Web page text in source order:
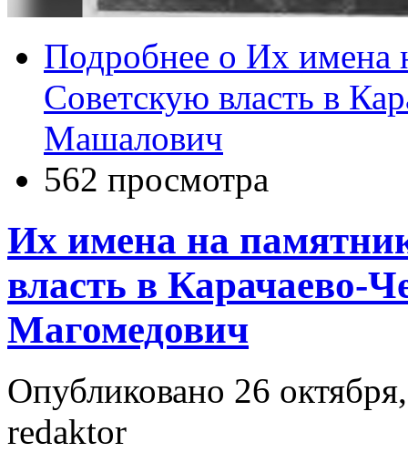
Подробнее о Их имена
Советскую власть в
Машалович
562 просмотра
Их имена на
власть в Карачаево-
Магомедович
Опубликовано 26
redaktor